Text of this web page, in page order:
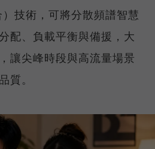
技術，可將分散頻譜智慧
配、負載平衡與備援，大
讓尖峰時段與高流量場景
質。